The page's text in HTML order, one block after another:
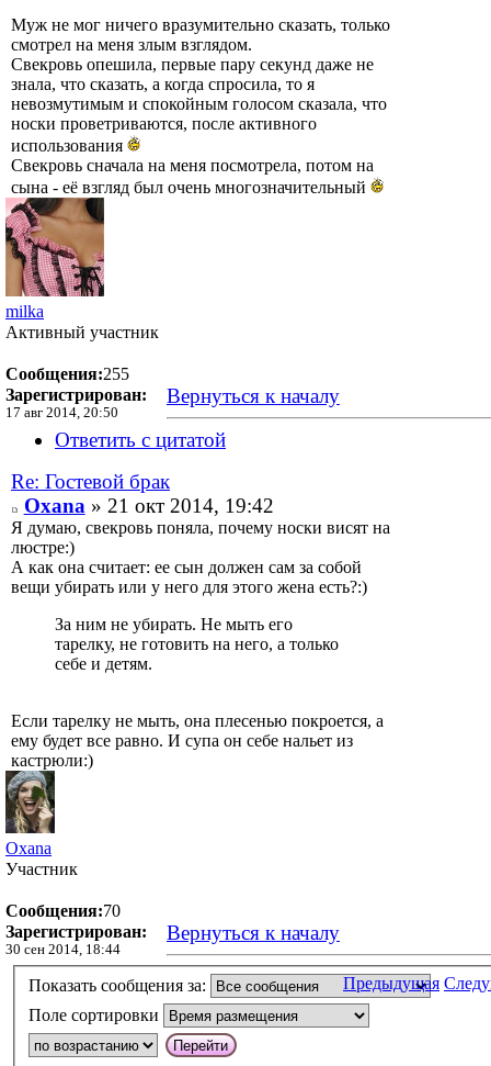
Муж не мог ничего вразумительно сказать, только
смотрел на меня злым взглядом.
Свекровь опешила, первые пару секунд даже не
знала, что сказать, а когда спросила, то я
невозмутимым и спокойным голосом сказала, что
носки проветриваются, после активного
использования
Свекровь сначала на меня посмотрела, потом на
сына - её взгляд был очень многозначительный
milka
Активный участник
Сообщения:255
Зарегистрирован:
17 авг 2014, 20:50
Вернуться к началу
Ответить с цитатой
Re: Гостевой брак
Oxana » 21 окт 2014, 19:42
Я думаю, свекровь поняла, почему носки висят на
люстре:)
А как она считает: ее сын должен сам за собой
вещи убирать или у него для этого жена есть?:)
За ним не убирать. Не мыть его
тарелку, не готовить на него, а только
себе и детям.
Если тарелку не мыть, она плесенью покроется, а
ему будет все равно. И супа он себе нальет из
кастрюли:)
Oxana
Участник
Сообщения:70
Зарегистрирован:
30 сен 2014, 18:44
Вернуться к началу
Предыдущая
Показать сообщения за:
Поле сортировки